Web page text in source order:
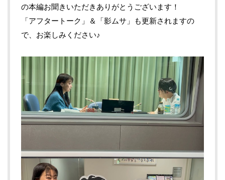
の本編お聞きいただきありがとうございます！
「アフタートーク」＆「影ムサ」も更新されますの
で、お楽しみください♪